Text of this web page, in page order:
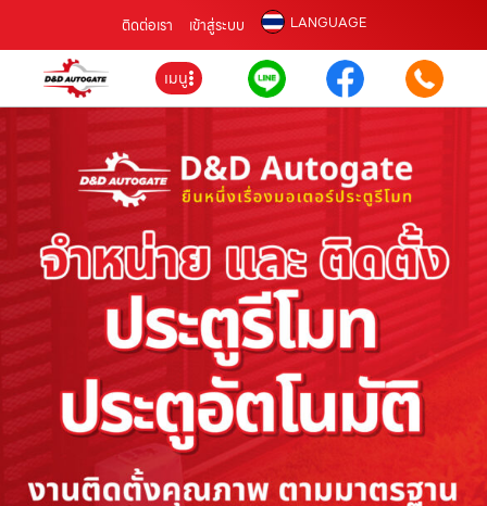
ติดต่อเรา เข้าสู่ระบบ LANGUAGE
เมนู